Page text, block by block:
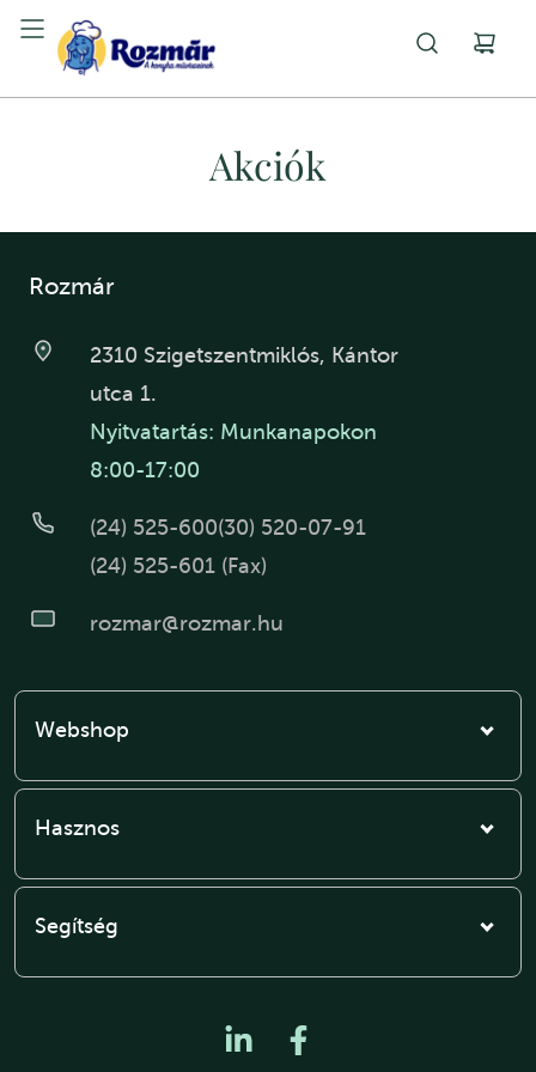
Akciók
Rozmár
2310 Szigetszentmiklós, Kántor
utca 1.
Nyitvatartás: Munkanapokon
8:00-17:00
(24) 525-600(30) 520-07-91
(24) 525-601 (Fax)
rozmar@rozmar.hu
Webshop
Hasznos
Segítség